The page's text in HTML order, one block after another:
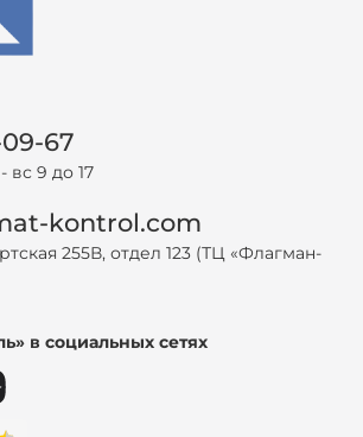
09-67
вс 9 до 17
kontrol.com
255В, отдел 123 (ТЦ «Флагман-
в социальных сетях